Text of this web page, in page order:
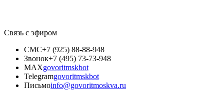
Связь с эфиром
СМС+7 (925) 88-88-948
Звонок+7 (495) 73-73-948
MAXgovoritmskbot
Telegramgovoritmskbot
Письмоinfo@govoritmoskva.ru